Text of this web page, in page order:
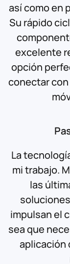
así como en
Su rápido
excelente
opción
conectar
La
mi trabajo.
las
impulsan el
sea que
aplicación